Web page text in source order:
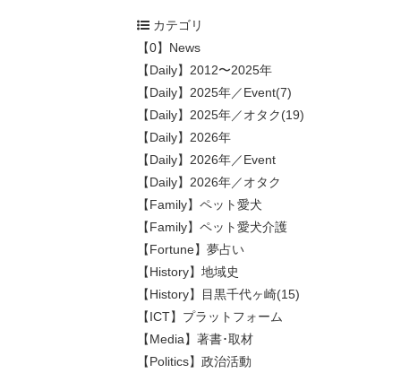
カテゴリ
【0】News
【Daily】2012〜2025年
【Daily】2025年／Event(7)
【Daily】2025年／オタク(19)
【Daily】2026年
【Daily】2026年／Event
【Daily】2026年／オタク
【Family】ペット愛犬
【Family】ペット愛犬介護
【Fortune】夢占い
【History】地域史
【History】目黒千代ヶ崎(15)
【ICT】プラットフォーム
【Media】著書･取材
【Politics】政治活動